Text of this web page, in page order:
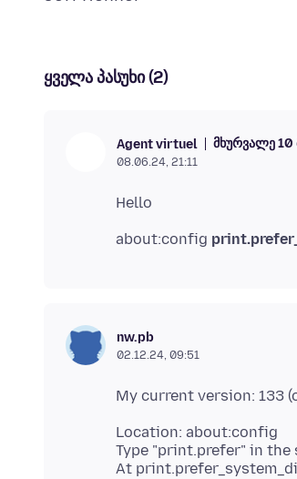
ყველა პასუხი (2)
Agent virtuel მხურვალე 10
08.06.24, 21:11
about:config
nw.pb
02.12.24, 09:51
Location: about:config
Type "print.prefer" in the
At